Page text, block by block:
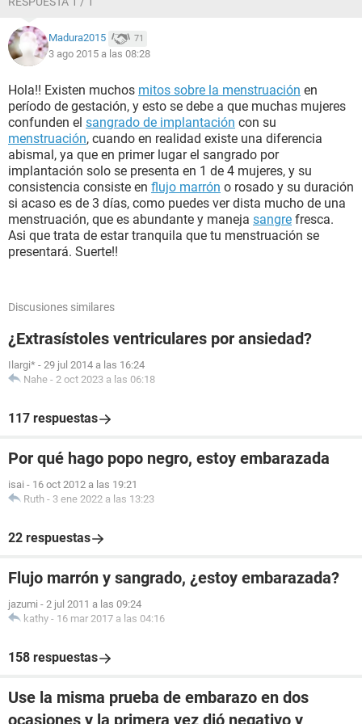
Madura2015 71
3 ago 2015 a las 08:28
Hola!! Existen muchos mitos sobre la menstruación en
período de gestación, y esto se debe a que muchas mujeres
confunden el sangrado de implantación con su
menstruación, cuando en realidad existe una diferencia
abismal, ya que en primer lugar el sangrado por
implantación solo se presenta en 1 de 4 mujeres, y su
consistencia consiste en flujo marrón o rosado y su duración
si acaso es de 3 días, como puedes ver dista mucho de una
menstruación, que es abundante y maneja sangre fresca.
Asi que trata de estar tranquila que tu menstruación se
presentará. Suerte!!
Discusiones similares
¿Extrasístoles ventriculares por ansiedad?
Ilargi* - 29 jul 2014 a las 16:24
Nahe - 2 oct 2023 a las 06:18
117 respuestas
Por qué hago popo negro, estoy embarazada
isai - 16 oct 2012 a las 19:21
Ruth - 3 ene 2022 a las 13:23
22 respuestas
Flujo marrón y sangrado, ¿estoy embarazada?
jazumi - 2 jul 2011 a las 09:24
kathy - 16 mar 2017 a las 04:16
158 respuestas
Use la misma prueba de embarazo en dos
ocasiones y la primera vez dió negativo y